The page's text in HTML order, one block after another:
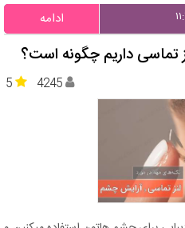
ادامه
داریم چگونه است؟
5 4245